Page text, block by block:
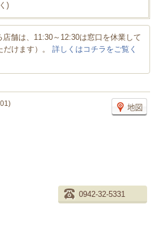
)
舗は、11:30～12:30は窓口を休業して
だけます）。 詳しくはコチラをご覧く
0942-32-5331